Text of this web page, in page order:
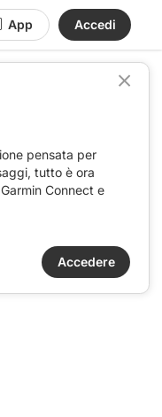
App Accedi
pensata per
tutto è ora
Connect e
Accedere